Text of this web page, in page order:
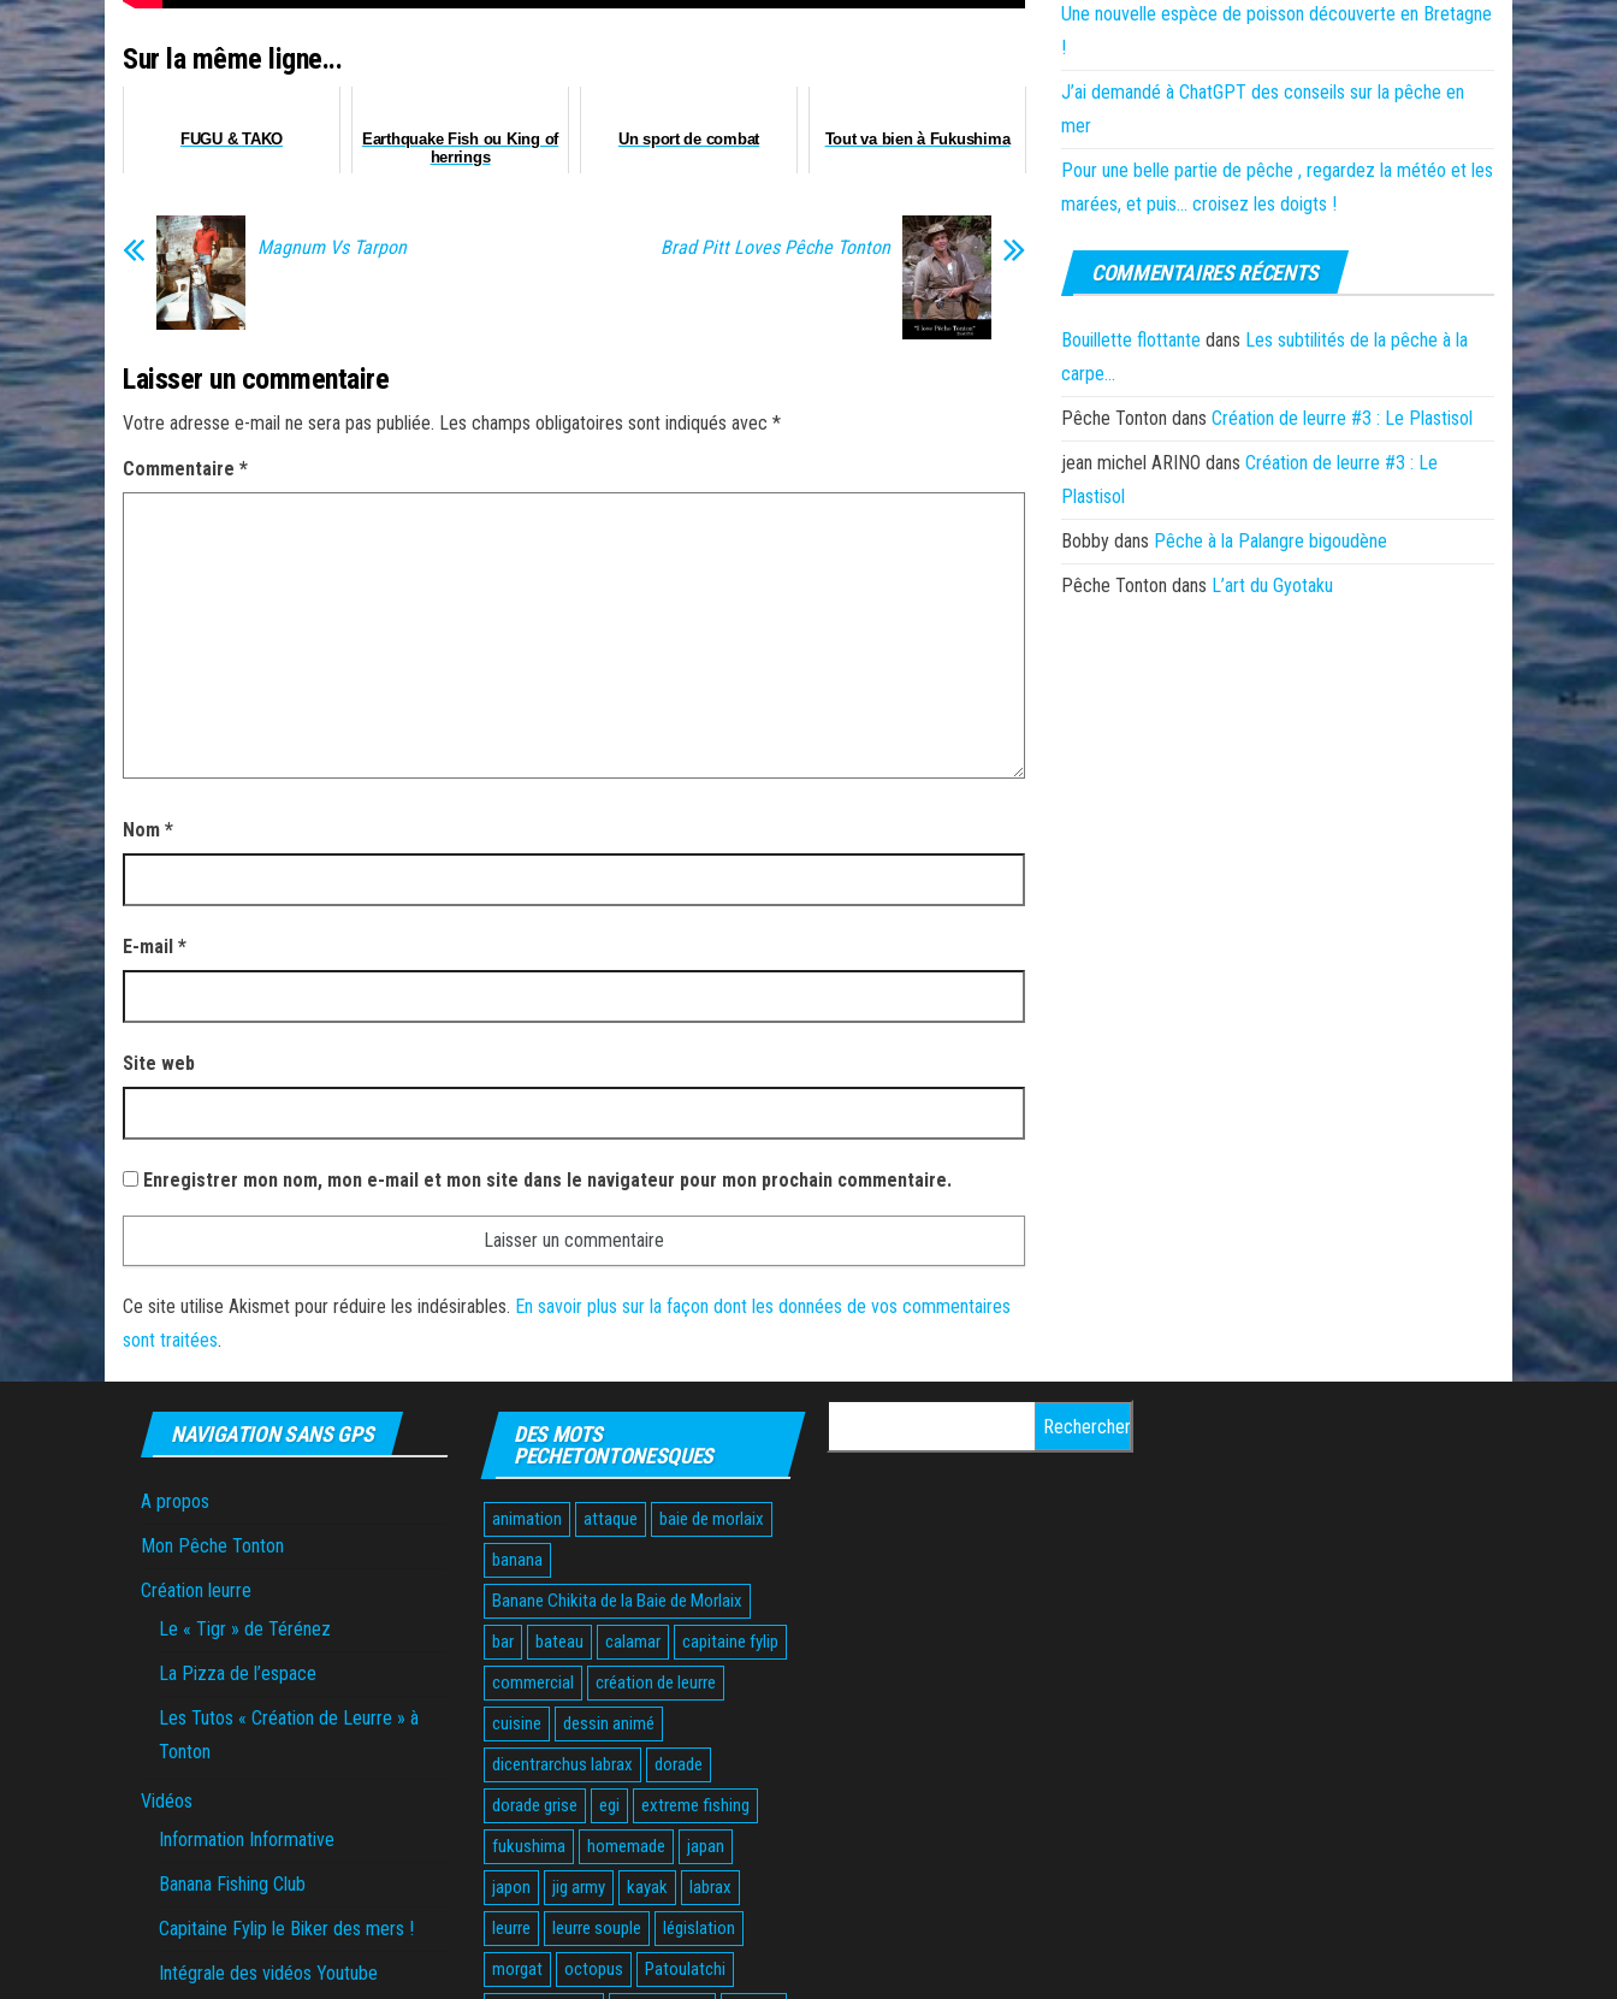
Sur la même ligne...
FUGU & TAKO
Earthquake Fish ou King of
herrings
Un sport de combat Tout va bien à Fukushima
Magnum Vs Tarpon Brad Pitt Loves Pêche Tonton
Laisser un commentaire
Votre adresse e-mail ne sera pas publiée. Les champs obligatoires sont indiqués avec *
Commentaire *
Nom *
E-mail *
Site web
Enregistrer mon nom, mon e-mail et mon site dans le navigateur pour mon prochain commentaire.
Ce site utilise Akismet pour réduire les indésirables. En savoir plus sur la façon dont les données de vos commentaires
sont traitées.
Une nouvelle espèce de poisson découverte en Bretagne
!
J’ai demandé à ChatGPT des conseils sur la pêche en
mer
Pour une belle partie de pêche , regardez la météo et les
marées, et puis… croisez les doigts !
COMMENTAIRES RÉCENTS
Bouillette flottante dans Les subtilités de la pêche à la
carpe…
Pêche Tonton dans Création de leurre #3 : Le Plastisol
jean michel ARINO dans Création de leurre #3 : Le
Plastisol
Bobby dans Pêche à la Palangre bigoudène
Pêche Tonton dans L’art du Gyotaku
NAVIGATION SANS GPS
A propos
Mon Pêche Tonton
Création leurre
Le « Tigr » de Térénez
La Pizza de l’espace
Les Tutos « Création de Leurre » à
Tonton
Vidéos
Information Informative
Banana Fishing Club
Capitaine Fylip le Biker des mers !
Intégrale des vidéos Youtube
DES MOTS
PECHETONTONESQUES
animation attaque
baie de morlaix
banana
Banane Chikita de la Baie de Morlaix
bar
bateau calamar
capitaine fylip
commercial
création de leurre
cuisine
dessin animé
dicentrarchus labrax
dorade
dorade grise
egi
extreme fishing
fukushima
homemade
japan
japon
jig army kayak
labrax
leurre
leurre souple
législation
morgat
octopus
Patoulatchi